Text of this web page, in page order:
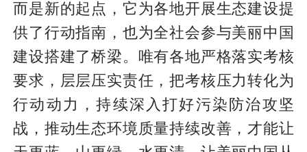
而是新的起点，它为各地开展生态建设提
供了行动指南，也为全社会参与美丽中国
建设搭建了桥梁。唯有各地严格落实考核
要求，层层压实责任，把考核压力转化为
行动动力，持续深入打好污染防治攻坚
战，推动生态环境质量持续改善，才能让